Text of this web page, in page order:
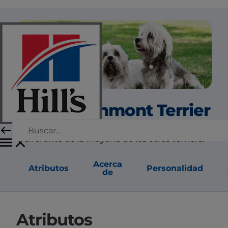
Dandie Dinmont Terrier
El Dandie Dinmont es un perro único, bastante
diferente de la mayoría de los otros terriers.
Atributos
Acerca
de
Personalidad
Atributos